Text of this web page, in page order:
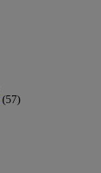
(57)